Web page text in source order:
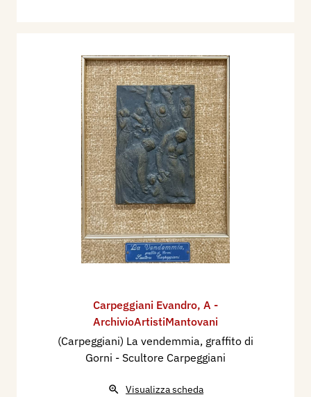
Carpeggiani Evandro, A -
ArchivioArtistiMantovani
(Carpeggiani) La vendemmia, graffito di
Gorni - Scultore Carpeggiani
Visualizza scheda